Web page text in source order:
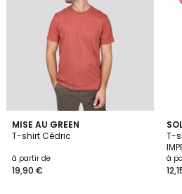
MISE AU GREEN
T-shirt Cédric
Prix
à
à partir de
19,90 €
14
Couleurs
T-
à
/
31